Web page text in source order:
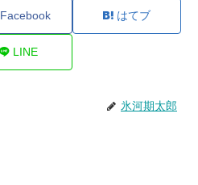
Facebook はてブ
LINE
氷河期太郎